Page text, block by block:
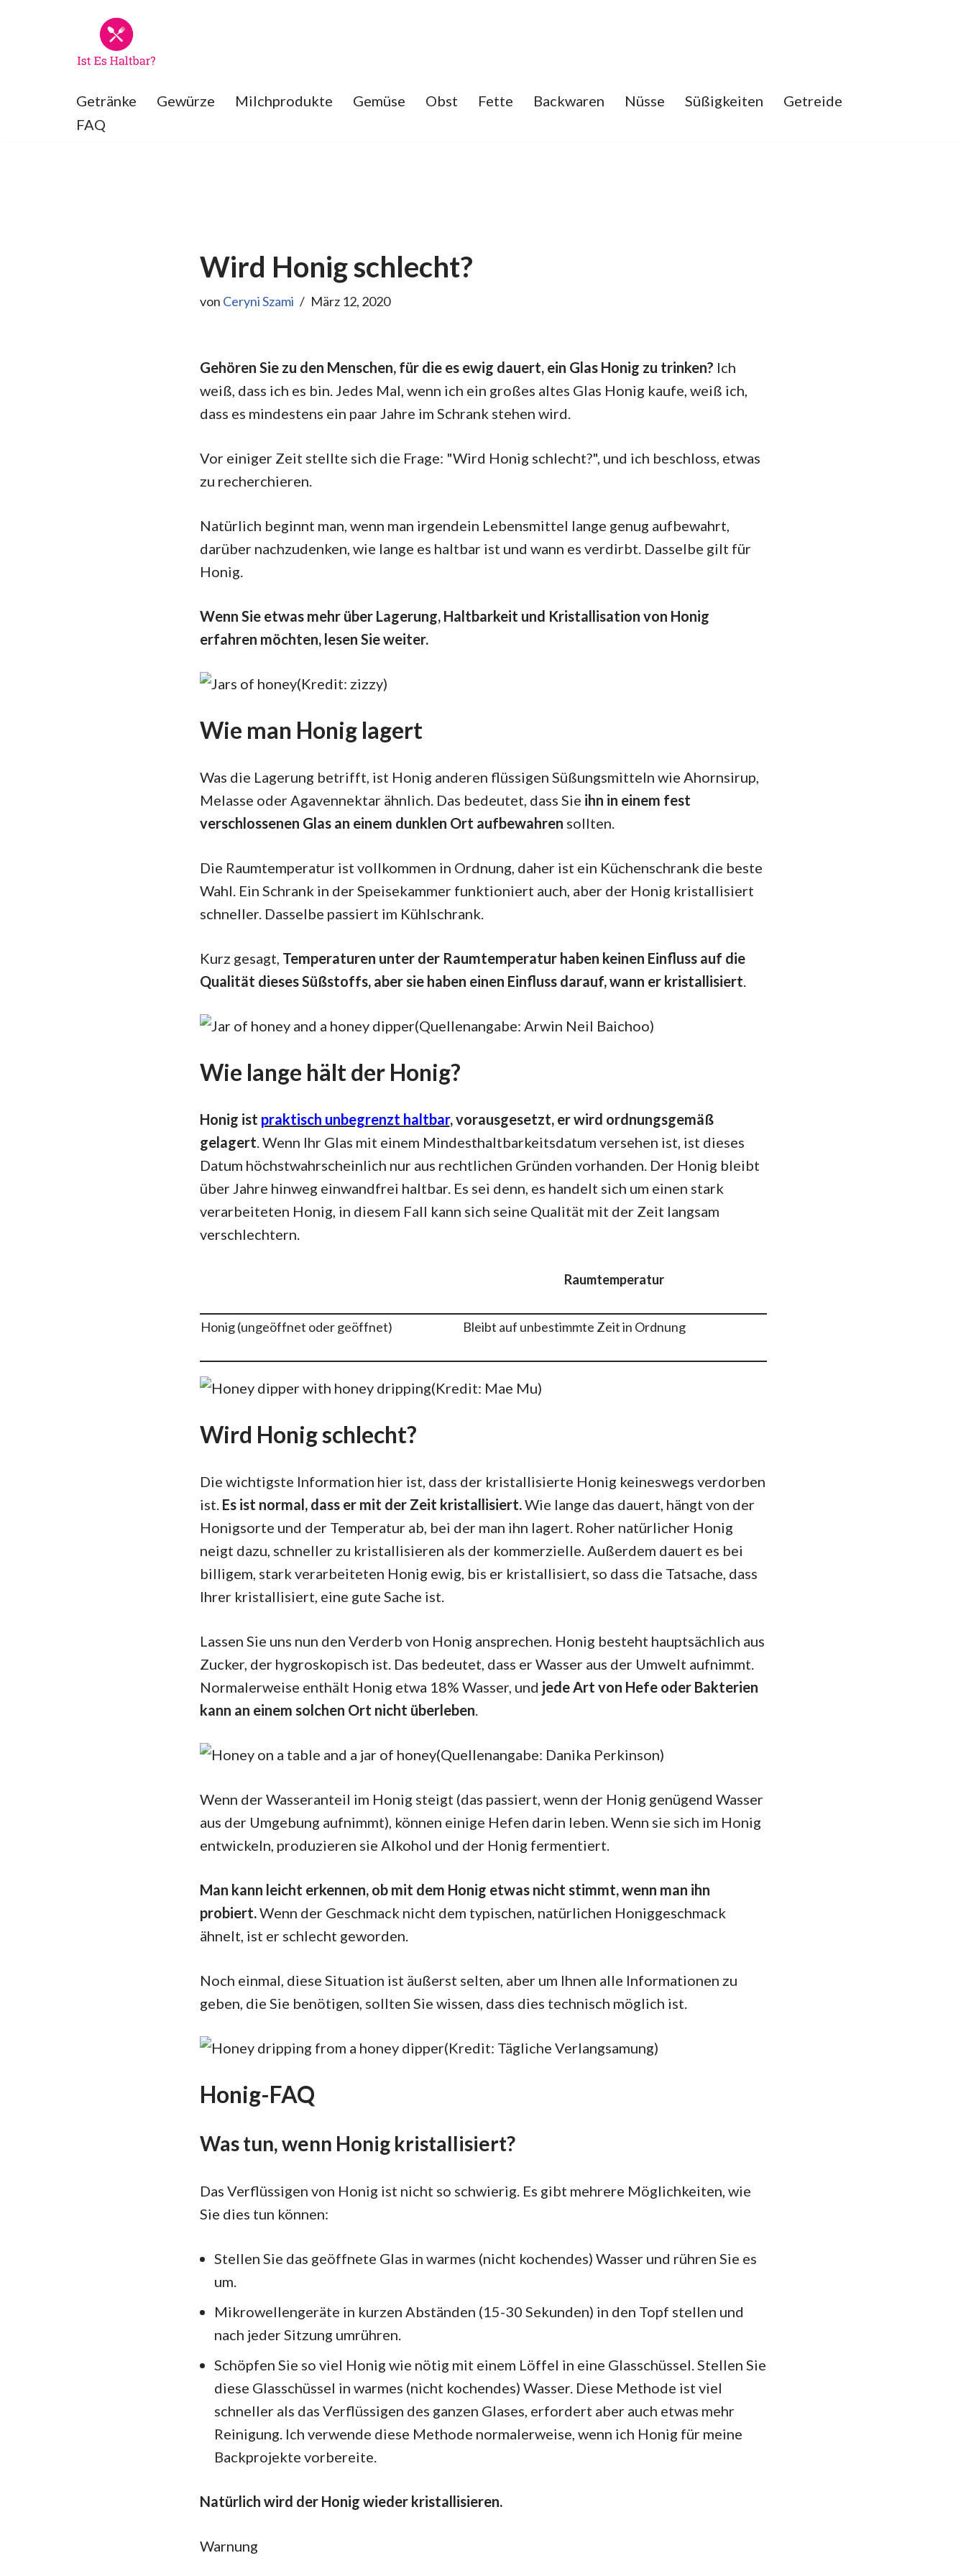
Getränke Gewürze Milchprodukte Gemüse Obst Fette Backwaren Nüsse Süßigkeiten
Getreide
FAQ
Wird Honig schlecht?
von Ceryni Szami März 12, 2020
Gehören Sie zu den Menschen, für die es ewig dauert, ein Glas Honig zu trinken? Ich
weiß, dass ich es bin. Jedes Mal, wenn ich ein großes altes Glas Honig kaufe, weiß ich,
dass es mindestens ein paar Jahre im Schrank stehen wird.
Vor einiger Zeit stellte sich die Frage: "Wird Honig schlecht?", und ich beschloss, etwas
zu recherchieren.
Natürlich beginnt man, wenn man irgendein Lebensmittel lange genug aufbewahrt,
darüber nachzudenken, wie lange es haltbar ist und wann es verdirbt. Dasselbe gilt für
Honig.
Wenn Sie etwas mehr über Lagerung, Haltbarkeit und Kristallisation von Honig
erfahren möchten, lesen Sie weiter.
(Kredit: zizzy)
Wie man Honig lagert
Was die Lagerung betrifft, ist Honig anderen flüssigen Süßungsmitteln wie Ahornsirup,
Melasse oder Agavennektar ähnlich. Das bedeutet, dass Sie ihn in einem fest
verschlossenen Glas an einem dunklen Ort aufbewahren sollten.
Die Raumtemperatur ist vollkommen in Ordnung, daher ist ein Küchenschrank die beste
Wahl. Ein Schrank in der Speisekammer funktioniert auch, aber der Honig kristallisiert
schneller. Dasselbe passiert im Kühlschrank.
Kurz gesagt, Temperaturen unter der Raumtemperatur haben keinen Einfluss auf die
Qualität dieses Süßstoffs, aber sie haben einen Einfluss darauf, wann er kristallisiert.
(Quellenangabe: Arwin Neil Baichoo)
Wie lange hält der Honig?
Honig ist praktisch unbegrenzt haltbar, vorausgesetzt, er wird ordnungsgemäß
gelagert. Wenn Ihr Glas mit einem Mindesthaltbarkeitsdatum versehen ist, ist dieses
Datum höchstwahrscheinlich nur aus rechtlichen Gründen vorhanden. Der Honig bleibt
über Jahre hinweg einwandfrei haltbar. Es sei denn, es handelt sich um einen stark
verarbeiteten Honig, in diesem Fall kann sich seine Qualität mit der Zeit langsam
verschlechtern.
Raumtemperatur
Honig (ungeöffnet oder geöffnet) Bleibt auf unbestimmte Zeit in Ordnung
(Kredit: Mae Mu)
Wird Honig schlecht?
Die wichtigste Information hier ist, dass der kristallisierte Honig keineswegs verdorben
ist. Es ist normal, dass er mit der Zeit kristallisiert.Wie lange das dauert, hängt von der
Honigsorte und der Temperatur ab, bei der man ihn lagert. Roher natürlicher Honig
neigt dazu, schneller zu kristallisieren als der kommerzielle. Außerdem dauert es bei
billigem, stark verarbeiteten Honig ewig, bis er kristallisiert, so dass die Tatsache, dass
Ihrer kristallisiert, eine gute Sache ist.
Lassen Sie uns nun den Verderb von Honig ansprechen. Honig besteht hauptsächlich aus
Zucker, der hygroskopisch ist. Das bedeutet, dass er Wasser aus der Umwelt aufnimmt.
Normalerweise enthält Honig etwa 18% Wasser, und jede Art von Hefe oder Bakterien
kann an einem solchen Ort nicht überleben.
(Quellenangabe: Danika Perkinson)
Wenn der Wasseranteil im Honig steigt (das passiert, wenn der Honig genügend Wasser
aus der Umgebung aufnimmt), können einige Hefen darin leben. Wenn sie sich im Honig
entwickeln, produzieren sie Alkohol und der Honig fermentiert.
Man kann leicht erkennen, ob mit dem Honig etwas nicht stimmt, wenn man ihn
probiert.Wenn der Geschmack nicht dem typischen, natürlichen Honiggeschmack
ähnelt, ist er schlecht geworden.
Noch einmal, diese Situation ist äußerst selten, aber um Ihnen alle Informationen zu
geben, die Sie benötigen, sollten Sie wissen, dass dies technisch möglich ist.
(Kredit: Tägliche Verlangsamung)
Honig-FAQ
Was tun, wenn Honig kristallisiert?
Das Verflüssigen von Honig ist nicht so schwierig. Es gibt mehrere Möglichkeiten, wie
Sie dies tun können:
Stellen Sie das geöffnete Glas in warmes (nicht kochendes) Wasser und rühren Sie es
um.
Mikrowellengeräte in kurzen Abständen (15-30 Sekunden) in den Topf stellen und
nach jeder Sitzung umrühren.
Schöpfen Sie so viel Honig wie nötig mit einem Löffel in eine Glasschüssel. Stellen Sie
diese Glasschüssel in warmes (nicht kochendes) Wasser. Diese Methode ist viel
schneller als das Verflüssigen des ganzen Glases, erfordert aber auch etwas mehr
Reinigung. Ich verwende diese Methode normalerweise, wenn ich Honig für meine
Backprojekte vorbereite.
Natürlich wird der Honig wieder kristallisieren.
Warnung